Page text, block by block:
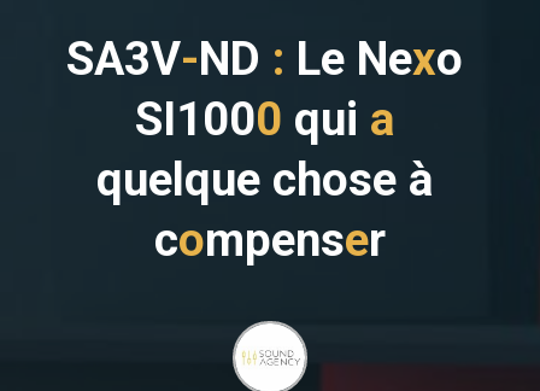
SA3V-ND : Le Nexo
SI1000 qui a
quelque chose à
compenser